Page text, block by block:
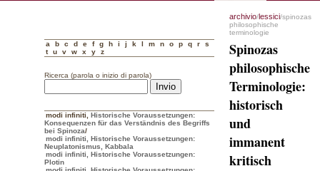
a b c d e f g h i j k l m n o p q r
s
t
u v w x y z
Ricerca (parola o inizio di parola)
modi infiniti
Historische Voraussetzungen:
Konsequenzen für das Verständnis des Begriffs
bei Spinoza/
modi infiniti, Historische Voraussetzungen:
Neuplatonismus, Kabbala
modi infiniti, Historische Voraussetzungen:
Plotin
archivio/lessici/spinozas
philosophische
terminologie
Spinozas
philosophische
Terminologie:
historisch
und
immanent
kritisch